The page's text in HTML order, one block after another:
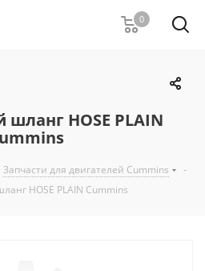
0
шланг HOSE PLAIN
Запчасти для двигателей Cummins
-
HOSE PLAIN Cummins